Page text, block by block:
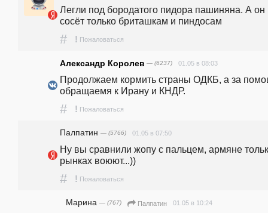
Легли под бородатого пидора пашиняна. А он
сосёт только бриташкам и пиндосам
# ! Пожаловаться
Александр Королев — (6237) 01.05 в 08:03
Продолжаем кормить страны ОДКБ, а за
обращаемя к Ирану и КНДР.
# ! Пожаловаться
Палпатин — (5766) 01.05 в 07:50
Ну вы сравнили жопу с пальцем, армяне
рынках воюют...))
# ! Пожаловаться
Марина — (767) Палпатин 01.05 в 10:24